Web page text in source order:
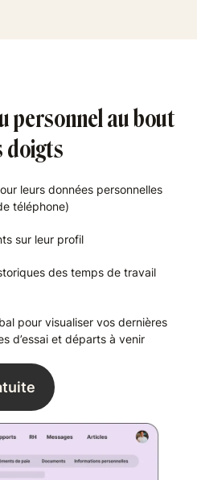
personnel au bout
doigts
leurs données personnelles
téléphone)
sur leur profil
des temps de travail
pour visualiser vos dernières
d’essai et départs à venir